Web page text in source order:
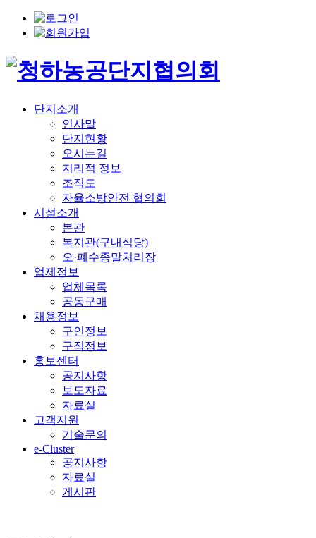
단지소개
인사말
단지현황
오시는길
지리적 정보
조직도
자율소방안전 협의회
시설소개
본관
복지관(구내식당)
오·폐수종말처리장
업제정보
업체목록
공동구매
채용정보
구인정보
구직정보
홍보센터
공지사항
보도자료
자료실
고객지원
기술문의
e-Cluster
공지사항
자료실
게시판